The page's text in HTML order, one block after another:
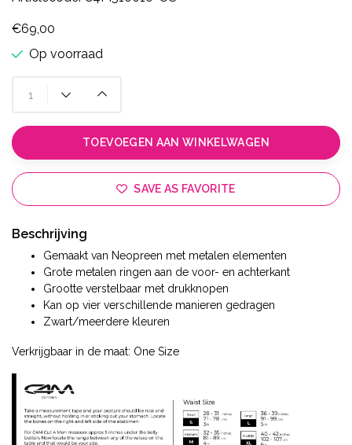
€69,00
Op voorraad
TOEVOEGEN AAN WINKELWAGEN
SAVE AS FAVORITE
Beschrijving
Gemaakt van Neopreen met metalen elementen
Grote metalen ringen aan de voor- en achterkant
Grootte verstelbaar met drukknopen
Kan op vier verschillende manieren gedragen
Zwart/meerdere kleuren
Verkrijgbaar in de maat: One Size